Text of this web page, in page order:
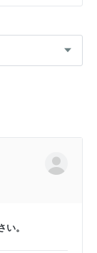
。